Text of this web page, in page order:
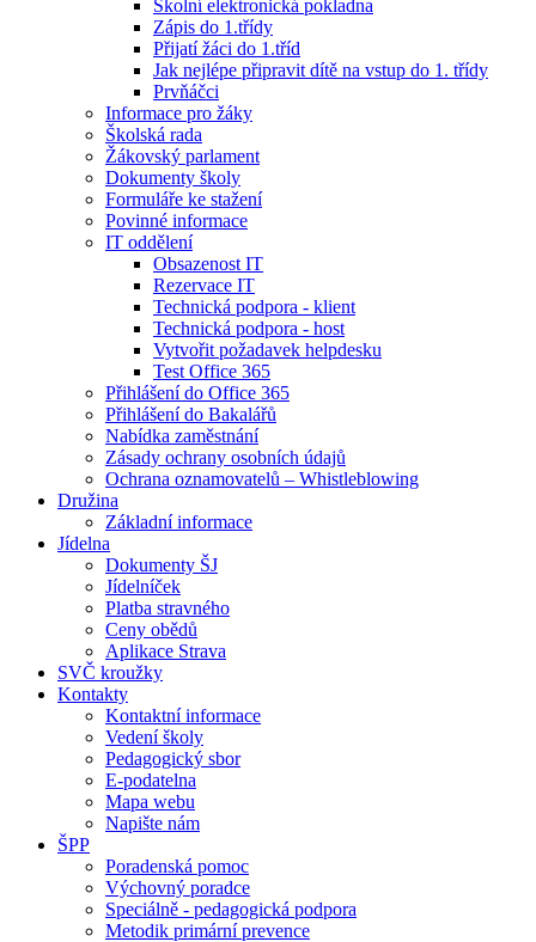
Školní elektronická pokladna
Zápis do 1.třídy
Přijatí žáci do 1.tříd
Jak nejlépe připravit dítě na vstup do 1. třídy
Prvňáčci
Informace pro žáky
Školská rada
Žákovský parlament
Dokumenty školy
Formuláře ke stažení
Povinné informace
IT oddělení
Obsazenost IT
Rezervace IT
Technická podpora - klient
Technická podpora - host
Vytvořit požadavek helpdesku
Test Office 365
Přihlášení do Office 365
Přihlášení do Bakalářů
Nabídka zaměstnání
Zásady ochrany osobních údajů
Ochrana oznamovatelů – Whistleblowing
Družina
Základní informace
Jídelna
Dokumenty ŠJ
Jídelníček
Platba stravného
Ceny obědů
Aplikace Strava
SVČ kroužky
Kontakty
Kontaktní informace
Vedení školy
Pedagogický sbor
E-podatelna
Mapa webu
Napište nám
ŠPP
Poradenská pomoc
Výchovný poradce
Speciálně - pedagogická podpora
Metodik primární prevence